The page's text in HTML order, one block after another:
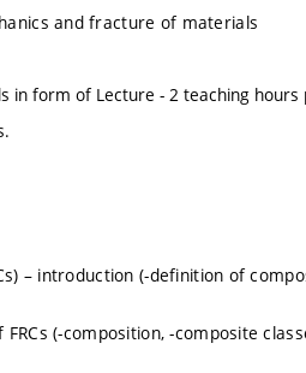
and fracture of materials
in form of Lecture - 2 teaching hours
– introduction (-definition of
(-composition, -composite